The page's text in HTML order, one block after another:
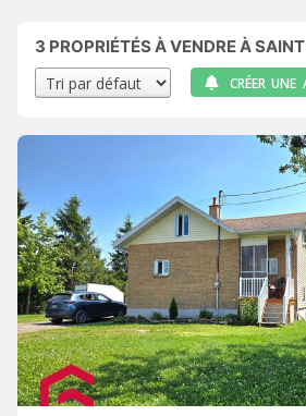
3 PROPRIÉTÉS À VENDRE À
CRÉER UNE